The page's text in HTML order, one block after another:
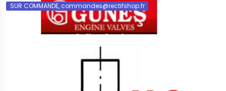
SUR COMMANDE, commandes@rectifshop.fr